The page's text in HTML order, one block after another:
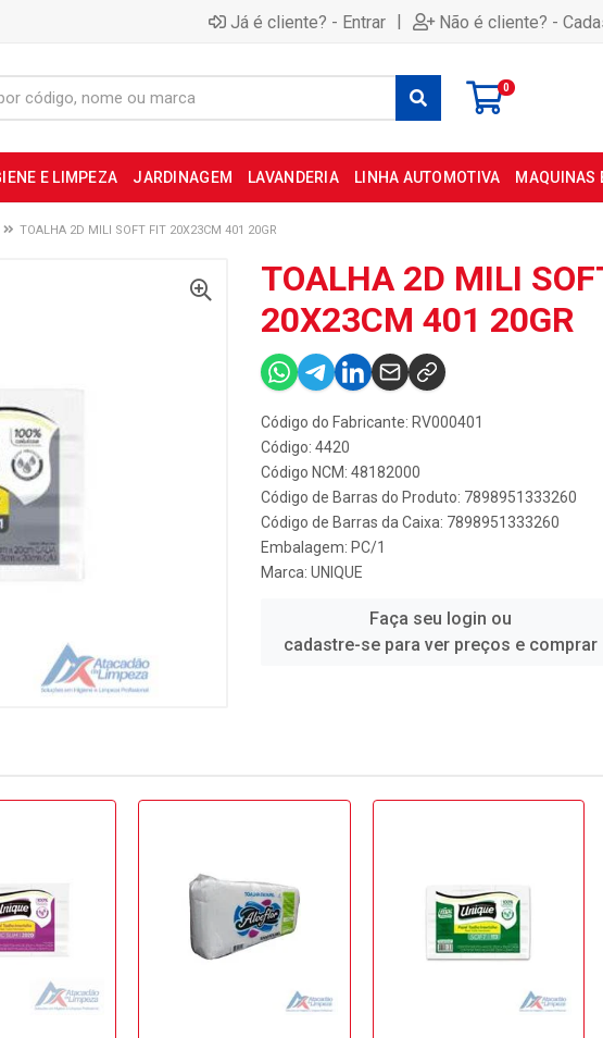
Já é cliente? - Entrar | Não é cliente? -
0
E LIMPEZA JARDINAGEM LAVANDERIA LINHA AUTOMOTIVA MAQUINAS
TOALHA 2D MILI SOFT FIT 20X23CM 401 20GR
TOALHA 2D MILI
20X23CM 401 20GR
Código do Fabricante: RV000401
Código: 4420
Código NCM: 48182000
Código de Barras do Produto: 7898951333260
Código de Barras da Caixa: 7898951333260
Embalagem: PC/1
Marca: UNIQUE
Faça seu login ou
cadastre-se para ver preços e comprar